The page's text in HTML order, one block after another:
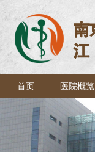
首页 医院概览